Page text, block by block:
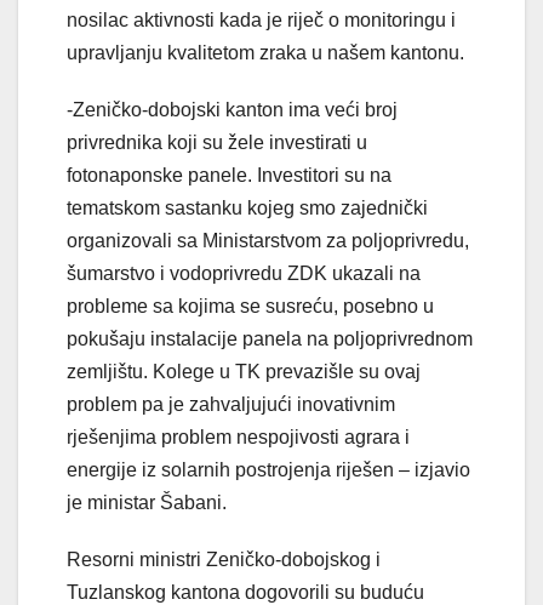
nosilac aktivnosti kada je riječ o monitoringu i
upravljanju kvalitetom zraka u našem kantonu.
-Zeničko-dobojski kanton ima veći broj
privrednika koji su žele investirati u
fotonaponske panele. Investitori su na
tematskom sastanku kojeg smo zajednički
organizovali sa Ministarstvom za poljoprivredu,
šumarstvo i vodoprivredu ZDK ukazali na
probleme sa kojima se susreću, posebno u
pokušaju instalacije panela na poljoprivrednom
zemljištu. Kolege u TK prevazišle su ovaj
problem pa je zahvaljujući inovativnim
rješenjima problem nespojivosti agrara i
energije iz solarnih postrojenja riješen – izjavio
je ministar Šabani.
Resorni ministri Zeničko-dobojskog i
Tuzlanskog kantona dogovorili su buduću